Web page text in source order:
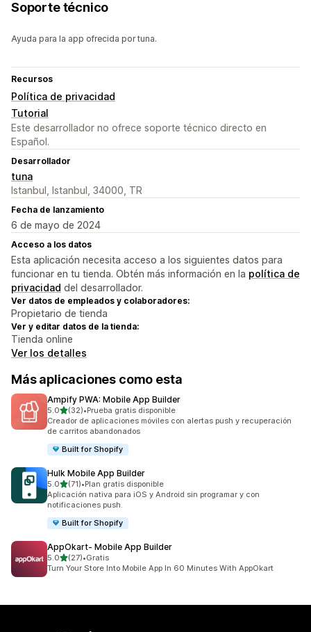
Soporte técnico
Ayuda para la app ofrecida por tuna.
Recursos
Política de privacidad
Tutorial
Este desarrollador no ofrece soporte técnico directo en
Español.
Desarrollador
tuna
Istanbul, Istanbul, 34000, TR
Fecha de lanzamiento
6 de mayo de 2024
Acceso a los datos
Esta aplicación necesita acceso a los siguientes datos para
funcionar en tu tienda. Obtén más información en la política de
privacidad del desarrollador.
Ver datos de empleados y colaboradores:
Propietario de tienda
Ver y editar datos de la tienda:
Tienda online
Ver los detalles
Más aplicaciones como esta
Ampify PWA: Mobile App Builder
5.0de 5 estrellas
(32)
32 reseñas en total
•Prueba gratis disponible
Creador de aplicaciones móviles con alertas push y recuperación
de carritos abandonados
Built for Shopify
Hulk Mobile App Builder
5.0de 5 estrellas
(71)
71 reseñas en total
•Plan gratis disponible
Aplicación nativa para iOS y Android sin programar y con
notificaciones push.
Built for Shopify
AppOkart‑ Mobile App Builder
5.0de 5 estrellas
(27)
27 reseñas en total
•Gratis
Turn Your Store Into Mobile App In 60 Minutes With AppOkart